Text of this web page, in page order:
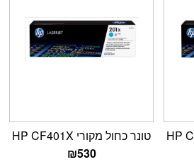
טונר כחול מקורי HP CF401X
₪530